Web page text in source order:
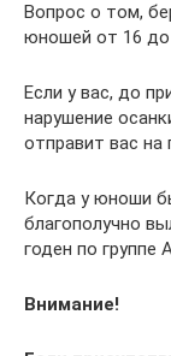
Вопрос о том,
юношей от 16 до
Если у вас, до
нарушение
отправит вас на
Когда у юноши
благополучно
годен по группе
Внимание!